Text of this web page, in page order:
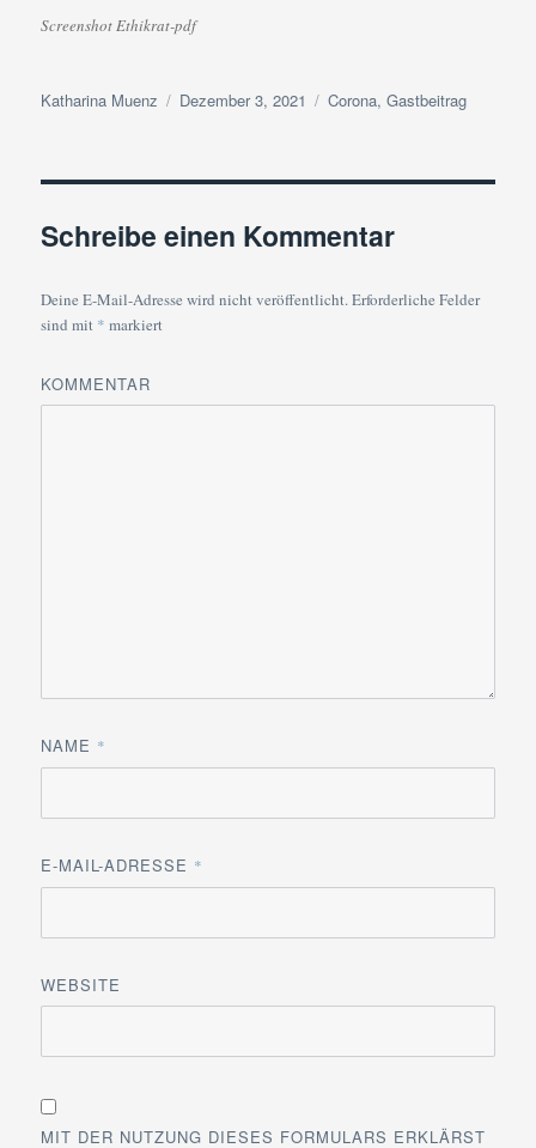
Screenshot Ethikrat-pdf
Autor
Katharina Muenz
Veröffentlicht
Dezember 3, 2021 Kategorien
Corona,Gastbeitrag
Schreibe einen Kommentar
Deine E-Mail-Adresse wird nicht veröffentlicht.Erforderliche Felder
sind mit * markiert
KOMMENTAR
NAME *
E-MAIL-ADRESSE *
WEBSITE
MIT DER NUTZUNG DIESES FORMULARS ERKLÄRST